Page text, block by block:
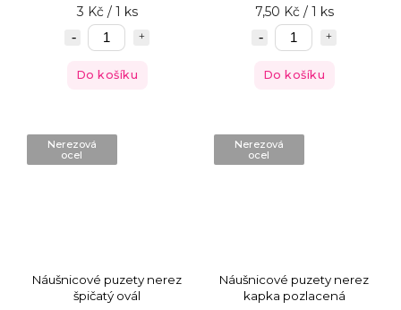
3 Kč / 1 ks
Do košíku
7,50 Kč / 1 ks
Do košíku
Nerezová
ocel
Náušnicové puzety nerez
špičatý ovál
Nerezová
ocel
Náušnicové puzety nerez
kapka pozlacená